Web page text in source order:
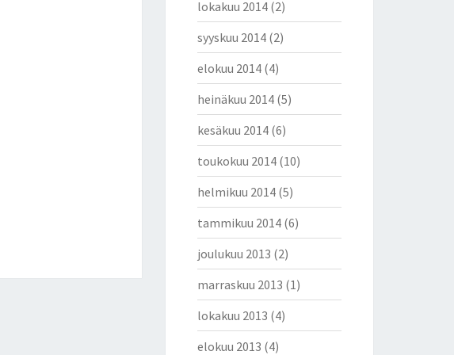
lokakuu 2014(2)
syyskuu 2014(2)
elokuu 2014(4)
heinäkuu 2014(5)
kesäkuu 2014(6)
toukokuu 2014(10)
helmikuu 2014(5)
tammikuu 2014(6)
joulukuu 2013 (2)
marraskuu 2013 (1)
lokakuu 2013 (4)
elokuu 2013 (4)